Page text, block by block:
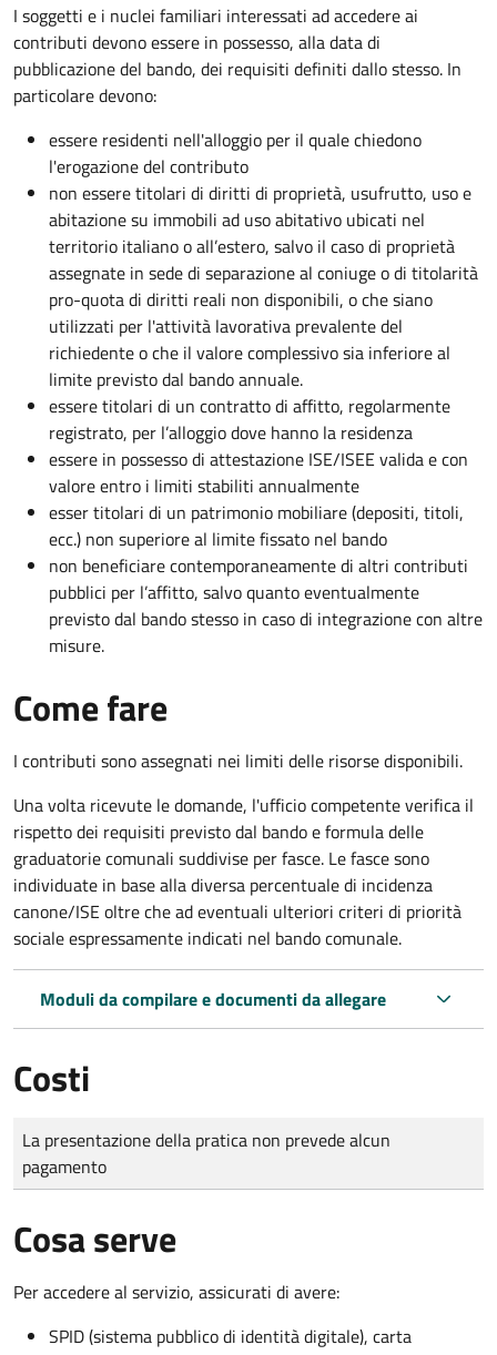
I soggetti e i nuclei familiari interessati ad accedere ai
contributi devono essere in possesso, alla data di
pubblicazione del bando, dei requisiti definiti dallo stesso. In
particolare devono:
essere residenti nell'alloggio per il quale chiedono
l'erogazione del contributo
non essere titolari di diritti di proprietà, usufrutto, uso e
abitazione su immobili ad uso abitativo ubicati nel
territorio italiano o all’estero, salvo il caso di proprietà
assegnate in sede di separazione al coniuge o di titolarità
pro-quota di diritti reali non disponibili, o che siano
utilizzati per l'attività lavorativa prevalente del
richiedente o che il valore complessivo sia inferiore al
limite previsto dal bando annuale.
essere titolari di un contratto di affitto, regolarmente
registrato, per l’alloggio dove hanno la residenza
essere in possesso di attestazione ISE/ISEE valida e con
valore entro i limiti stabiliti annualmente
esser titolari di un patrimonio mobiliare (depositi, titoli,
ecc.) non superiore al limite fissato nel bando
non beneficiare contemporaneamente di altri contributi
pubblici per l’affitto, salvo quanto eventualmente
previsto dal bando stesso in caso di integrazione con altre
misure.
Come fare
I contributi sono assegnati nei limiti delle risorse disponibili.
Una volta ricevute le domande, l'ufficio competente verifica il
rispetto dei requisiti previsto dal bando e formula delle
graduatorie comunali suddivise per fasce. Le fasce sono
individuate in base alla diversa percentuale di incidenza
canone/ISE oltre che ad eventuali ulteriori criteri di priorità
sociale espressamente indicati nel bando comunale.
Moduli da compilare e documenti da allegare
Costi
Tipo di pagamento
Importo
La presentazione della pratica non prevede alcun
pagamento
Cosa serve
Per accedere al servizio, assicurati di avere:
SPID (sistema pubblico di identità digitale), carta